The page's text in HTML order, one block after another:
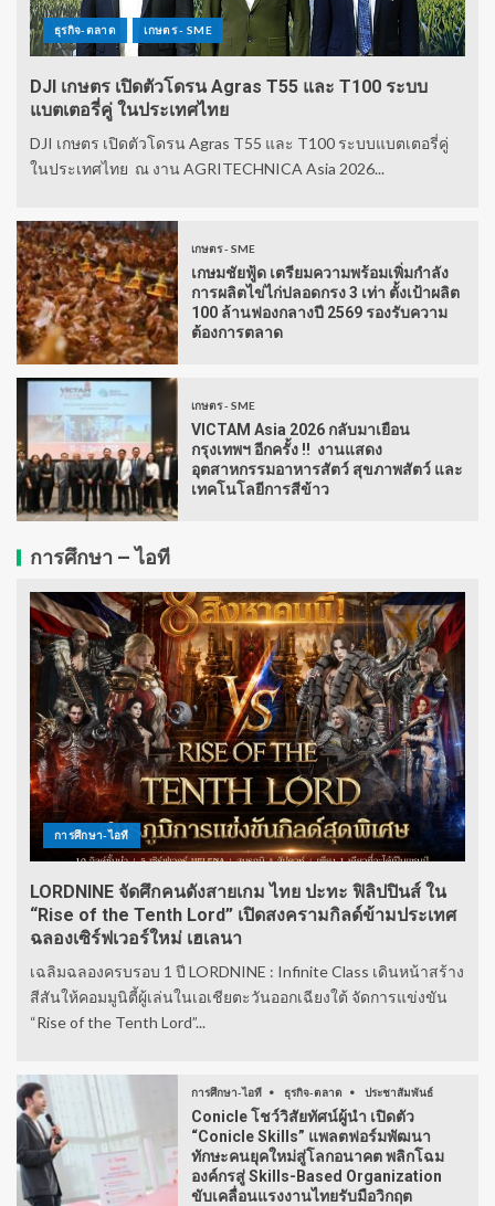
ธุรกิจ-ตลาด เกษตร - SME
DJI เกษตร เปิดตัวโดรน Agras T55 และ T100 ระบบ
แบตเตอรี่คู่ ในประเทศไทย
DJI เกษตร เปิดตัวโดรน Agras T55 และ T100 ระบบแบตเตอรี่คู่
ในประเทศไทย ณ งาน AGRITECHNICA Asia 2026...
เกษตร - SME
เกษมชัยฟู้ด เตรียมความพร้อมเพิ่มกำลัง
การผลิตไข่ไก่ปลอดกรง 3 เท่า ตั้งเป้าผลิต
100 ล้านฟองกลางปี 2569 รองรับความ
ต้องการตลาด
เกษตร - SME
VICTAM Asia 2026 กลับมาเยือน
กรุงเทพฯ อีกครั้ง !! งานแสดง
อุตสาหกรรมอาหารสัตว์ สุขภาพสัตว์ และ
เทคโนโลยีการสีข้าว
การศึกษา – ไอที
การศึกษา-ไอที
LORDNINE จัดศึกคนดังสายเกม ไทย ปะทะ ฟิลิปปินส์ ใน
“Rise of the Tenth Lord” เปิดสงครามกิลด์ข้ามประเทศ
ฉลองเซิร์ฟเวอร์ใหม่ เฮเลนา
เฉลิมฉลองครบรอบ 1 ปี LORDNINE : Infinite Class เดินหน้าสร้าง
สีสันให้คอมมูนิตี้ผู้เล่นในเอเชียตะวันออกเฉียงใต้ จัดการแข่งขัน
“Rise of the Tenth Lord”...
การศึกษา-ไอที ธุรกิจ-ตลาด ประชาสัมพันธ์
Conicle โชว์วิสัยทัศน์ผู้นำ เปิดตัว
“Conicle Skills” แพลตฟอร์มพัฒนา
ทักษะคนยุคใหม่สู่โลกอนาคต พลิกโฉม
องค์กรสู่ Skills-Based Organization
ขับเคลื่อนแรงงานไทยรับมือวิกฤต